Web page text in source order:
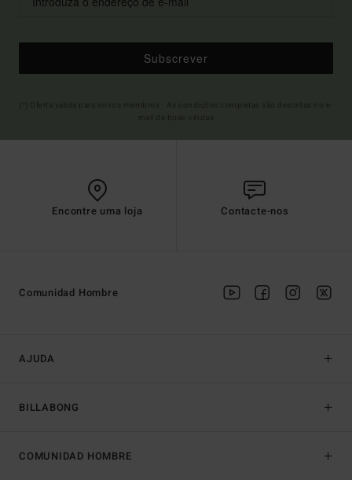
Subscrever
Encontre uma loja Contacte-nos
AJUDA
BILLABONG
Comunidad Hombre
COMUNIDAD HOMBRE